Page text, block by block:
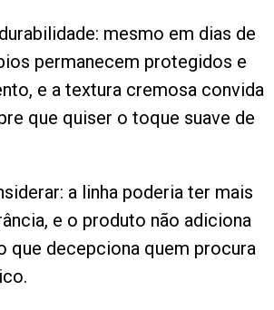
mesmo em dias de
permanecem protegidos e
e a textura cremosa convida
que quiser o toque suave de
a linha poderia ter mais
e o produto não adiciona
que decepciona quem procura